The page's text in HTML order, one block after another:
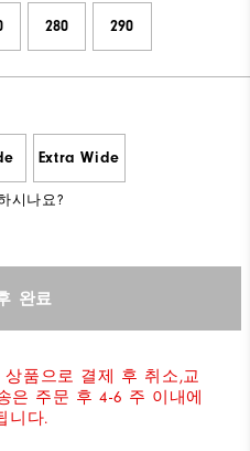
280 290
Extra Wide
시나요?
완료
품으로 결제 후 취소,교
은 주문 후 4-6 주 이내에
니다.